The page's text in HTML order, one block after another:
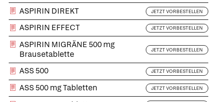
ASPIRIN DIREKT JETZT VORBESTELLEN
ASPIRIN EFFECT JETZT VORBESTELLEN
ASPIRIN MIGRÄNE 500 mg
Brausetablette
JETZT VORBESTELLEN
ASS 500 JETZT VORBESTELLEN
ASS 500 mg Tabletten JETZT VORBESTELLEN